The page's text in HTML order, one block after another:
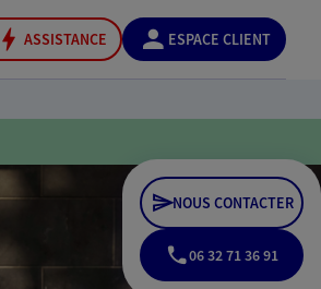
ASSISTANCE ESPACE CLIENT
NOUS CONTACTER
06 32 71 36 91